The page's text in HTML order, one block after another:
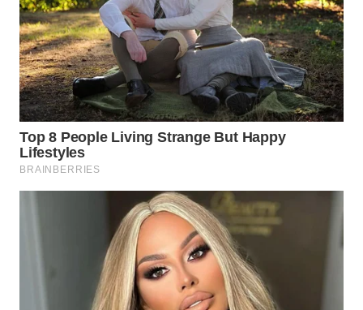
WN
INDRAMAYU
WN
KUNINGAN
WN
MAJALENGKA